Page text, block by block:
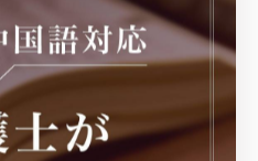
4-10布施ビル本館3階